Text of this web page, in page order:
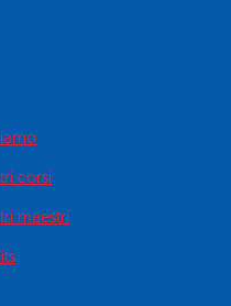
corsi
maestri